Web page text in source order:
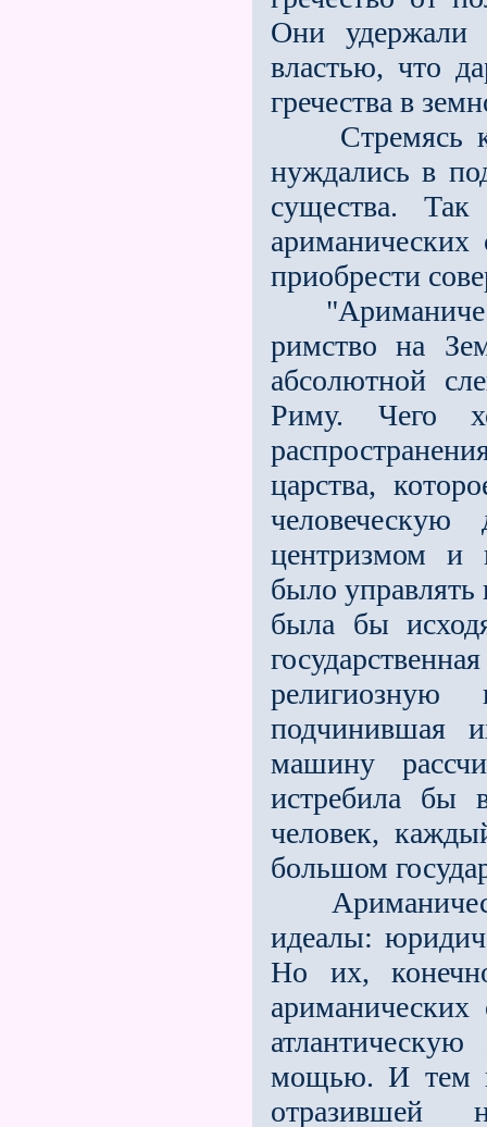
Они удержали
властью, что
гречества в
Стремясь к
нуждались в
существа.
приобрести
римство на
абсолютной
Риму. Чего
царства,
человеческую
центризмом и
было
была бы
подчинившая
машину
истребила бы
человек,
большом
идеалы:
Но их,
мощью. И тем
отразившей